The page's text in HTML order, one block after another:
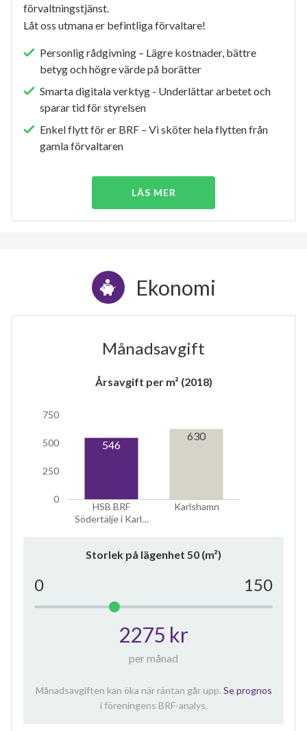
förvaltningstjänst.
Låt oss utmana er befintliga förvaltare!
Personlig rådgivning – Lägre kostnader, bättre
betyg och högre värde på borätter
Smarta digitala verktyg - Underlättar arbetet och
sparar tid för styrelsen
Enkel flytt för er BRF – Vi sköter hela flytten från
gamla förvaltaren
LÄS MER
Ekonomi
Månadsavgift
Årsavgift per m² (2018)
HSB BRF
Södertälje i Karl…
Karlshamn
0
250
500
750
546
630
Storlek på lägenhet 50 (m²)
0 150
2275 kr
per månad
Månadsavgiften kan öka när räntan går upp. Se prognos
i föreningens BRF-analys.